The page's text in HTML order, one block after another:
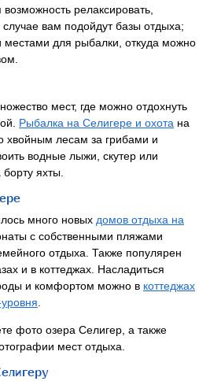
релаксировать,
вам подойдут базы отдыха;
местами для рыбалки, откуда можно
мест, где можно отдохнуть
Рыбалка на Селигере и охота на
хвойным лесам за грибами и
водные лыжи, скутер или
яхты.
много новых домов отдыха на
с собственными пляжами
отдыха. Также популярен
и в коттеджах. Насладиться
и комфортом можно в коттеджах
фото озера Селигер, а также
мест отдыха.